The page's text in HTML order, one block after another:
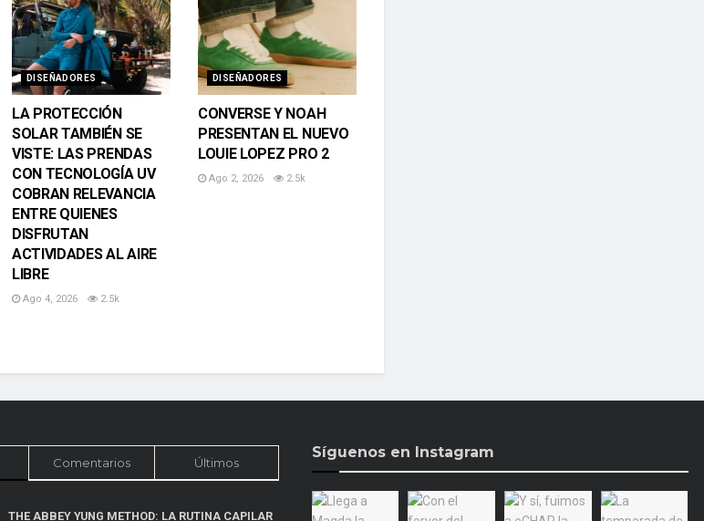
DISEÑADORES
LA PROTECCIÓN
SOLAR TAMBIÉN SE
VISTE: LAS PRENDAS
CON TECNOLOGÍA UV
COBRAN RELEVANCIA
ENTRE QUIENES
DISFRUTAN
ACTIVIDADES AL AIRE
LIBRE
Ago 4, 2026 2.5k
DISEÑADORES
CONVERSE Y NOAH
PRESENTAN EL NUEVO
LOUIE LOPEZ PRO 2
Ago 2, 2026 2.5k
Comentarios Últimos
THE ABBEY YUNG METHOD: LA RUTINA CAPILAR
Síguenos en Instagram